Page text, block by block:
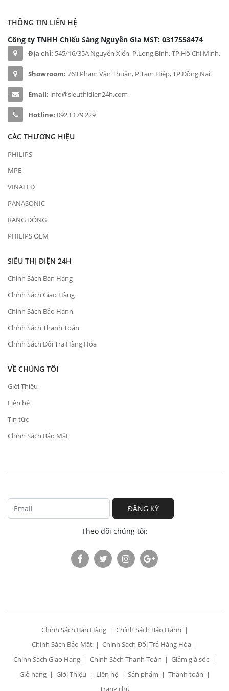
THÔNG TIN LIÊN HỆ
Công ty TNHH Chiếu Sáng Nguyễn Gia MST: 0317558474
Địa chỉ: 545/16/35A Nguyễn Xiển, P.Long Bình, TP.Hồ Chí Minh.
Showroom: 763 Phạm Văn Thuận, P.Tam Hiệp, TP.Đồng Nai.
Email: info@sieuthidien24h.com
Hotline: 0923 179 229
CÁC THƯƠNG HIỆU
PHILIPS
MPE
VINALED
PANASONIC
RẠNG ĐÔNG
PHILIPS OEM
SIÊU THỊ ĐIỆN 24H
Chính Sách Bán Hàng
Chính Sách Giao Hàng
Chính Sách Bảo Hành
Chính Sách Thanh Toán
Chính Sách Đổi Trả Hàng Hóa
VỀ CHÚNG TÔI
Giới Thiệu
Liên hệ
Tin tức
Chính Sách Bảo Mật
ĐĂNG KÝ
Theo dõi chúng tôi:
Chính Sách Bán Hàng
Chính Sách Bảo Hành
Chính Sách Bảo Mật
Chính Sách Đổi Trả Hàng Hóa
Chính Sách Giao Hàng
Chính Sách Thanh Toán
Giảm giá sốc
Giỏ hàng
Giới Thiệu Liên hệ Sản phẩm
Thanh toán
Trang chủ